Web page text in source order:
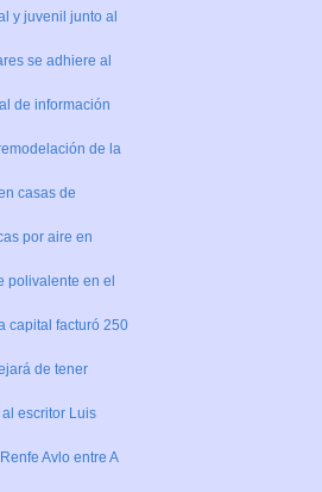
y juvenil junto al
se adhiere al
de información
de la
casas de
por aire en
polivalente en el
capital facturó 250
de tener
escritor Luis
Avlo entre A